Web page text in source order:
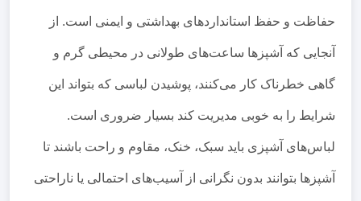
حفاظت و حفظ استانداردهای بهداشتی و ایمنی است. از
آنجایی که آشپزها ساعت‌های طولانی در محیطی گرم و
گاهی خطرناک کار می‌کنند، پوشیدن لباسی که بتواند این
شرایط را به خوبی مدیریت کند بسیار ضروری است.
لباس‌های آشپزی باید سبک، خنک، مقاوم و راحت باشند تا
آشپزها بتوانند بدون نگرانی از آسیب‌های احتمالی یا ناراحتی